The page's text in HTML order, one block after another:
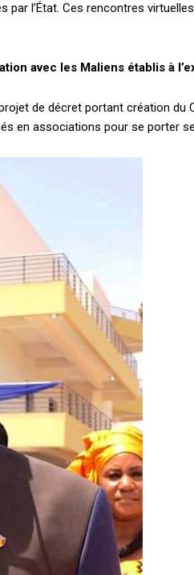
l’État. Ces rencontres
avec les Maliens établis à
de décret portant création
en associations pour se porter